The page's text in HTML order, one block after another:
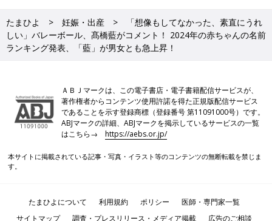
たまひよ 妊娠・出産
「想像もしてなかった、素直にうれ
しい」バレーボール、髙橋藍がコメント！ 2024年の赤ちゃんの名前
ランキング発表、「藍」が男女とも急上昇！
ＡＢＪマークは、この電子書店・電子書籍配信サービスが、
著作権者からコンテンツ使用許諾を得た正規版配信サービス
であることを示す登録商標（登録番号 第11091000号）です。
ABJマークの詳細、ABJマークを掲示しているサービスの一覧
はこちら→https://aebs.or.jp/
本サイトに掲載されている記事・写真・イラスト等のコンテンツの無断転載を禁じま
す。
たまひよについて 利用規約 ポリシー
医師・専門家一覧
サイトマップ
調査・プレスリリース・メディア掲載 広告のご相談